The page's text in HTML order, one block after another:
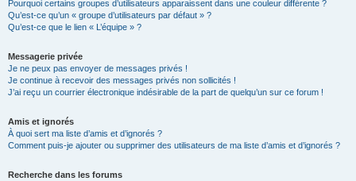
Pourquoi certains groupes d’utilisateurs apparaissent dans une couleur différente ?
Qu’est-ce qu’un « groupe d’utilisateurs par défaut » ?
Qu’est-ce que le lien « L’équipe » ?
Messagerie privée
Je ne peux pas envoyer de messages privés !
Je continue à recevoir des messages privés non sollicités !
J’ai reçu un courrier électronique indésirable de la part de quelqu’un sur ce forum !
Amis et ignorés
À quoi sert ma liste d’amis et d’ignorés ?
Comment puis-je ajouter ou supprimer des utilisateurs de ma liste d’amis et d’ignorés ?
Recherche dans les forums